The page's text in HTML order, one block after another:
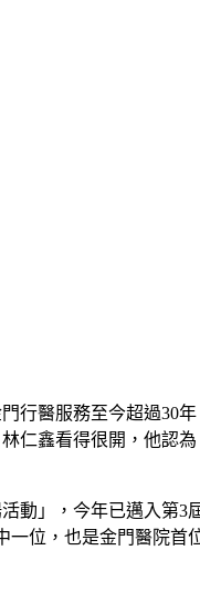
行醫服務至今超過30
仁鑫看得很開，他認
動」，今年已邁入第3
位，也是金門醫院首